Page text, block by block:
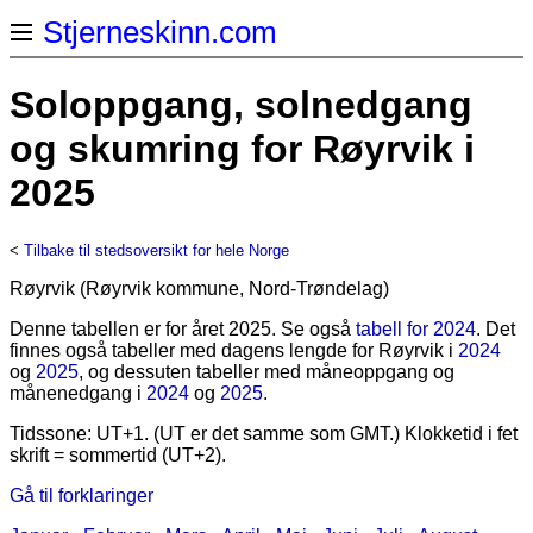
Stjerneskinn.com
Soloppgang, solnedgang
og skumring for Røyrvik i
2025
< Tilbake til stedsoversikt for hele Norge
Røyrvik (Røyrvik kommune, Nord-Trøndelag)
Denne tabellen er for året 2025. Se også tabell for 2024. Det
finnes også tabeller med dagens lengde for Røyrvik i 2024
og 2025, og dessuten tabeller med måneoppgang og
månenedgang i 2024 og 2025.
Tidssone: UT+1. (UT er det samme som GMT.) Klokketid i fet
skrift = sommertid (UT+2).
Gå til forklaringer